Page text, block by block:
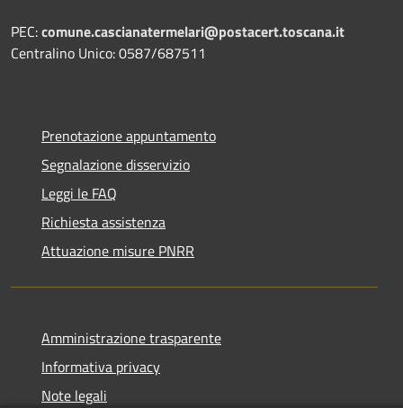
PEC:comune.cascianatermelari@postacert.toscana.it
Centralino Unico: 0587/687511
Prenotazione appuntamento
Segnalazione disservizio
Leggi le FAQ
Richiesta assistenza
Attuazione misure PNRR
Amministrazione trasparente
Informativa privacy
Note legali